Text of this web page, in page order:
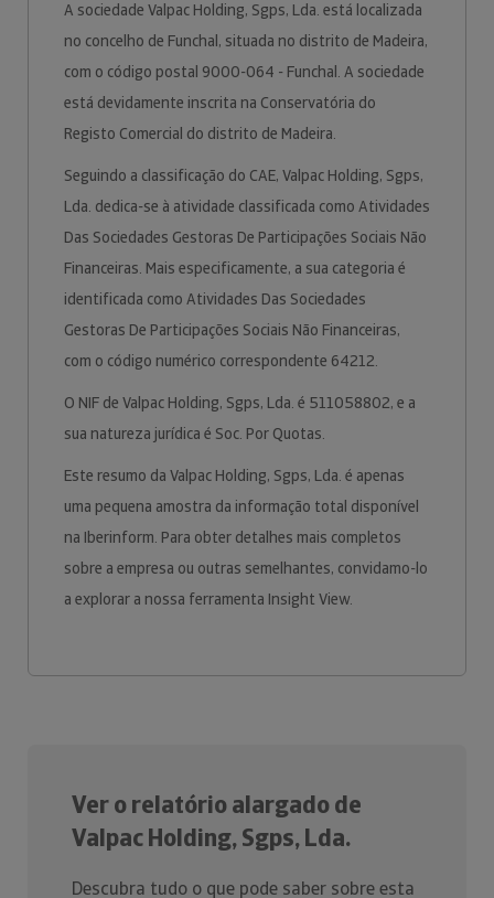
A sociedade Valpac Holding, Sgps, Lda. está localizada
no concelho de Funchal, situada no distrito de Madeira,
com o código postal 9000-064 - Funchal. A sociedade
está devidamente inscrita na Conservatória do
Registo Comercial do distrito de Madeira.
Seguindo a classificação do CAE, Valpac Holding, Sgps,
Lda. dedica-se à atividade classificada como Atividades
Das Sociedades Gestoras De Participações Sociais Não
Financeiras. Mais especificamente, a sua categoria é
identificada como Atividades Das Sociedades
Gestoras De Participações Sociais Não Financeiras,
com o código numérico correspondente 64212.
O NIF de Valpac Holding, Sgps, Lda. é 511058802, e a
sua natureza jurídica é Soc. Por Quotas.
Este resumo da Valpac Holding, Sgps, Lda. é apenas
uma pequena amostra da informação total disponível
na Iberinform. Para obter detalhes mais completos
sobre a empresa ou outras semelhantes, convidamo-lo
a explorar a nossa ferramenta Insight View.
Ver o relatório alargado de
Valpac Holding, Sgps, Lda.
Descubra tudo o que pode saber sobre esta